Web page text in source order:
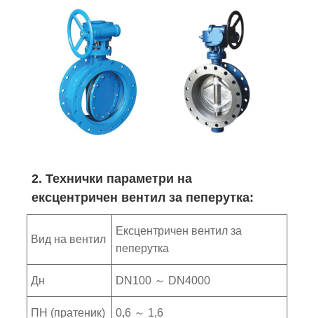
2. Технички параметри на
ексцентричен вентил за пеперутка:
Вид на вентил
Ексцентричен вентил за
пеперутка
Дн DN100 ～ DN4000
ПН (пратеник) 0,6 ～ 1,6